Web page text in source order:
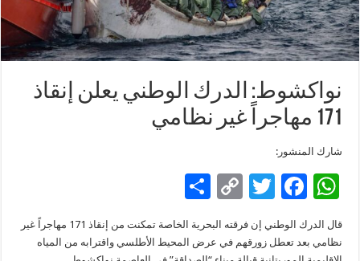
نواكشوط: الدرك الوطني يعلن إنقاذ
171 مهاجراً غير نظامي
شارك المنشور:
W
h
at
F
ac
e
T
tt
C
o
p
h
ar
قال الدرك الوطني إن فرقته البحرية الخاصة تمكنت من إنقاذ 171 مهاجراً غير
نظامي بعد تعطل زورقهم في عرض المحيط الأطلسي واقترابه من المياه